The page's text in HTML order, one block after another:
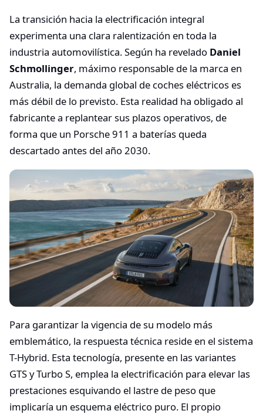
La transición hacia la electrificación integral
experimenta una clara ralentización en toda la
industria automovilística. Según ha revelado Daniel
Schmollinger, máximo responsable de la marca en
Australia, la demanda global de coches eléctricos es
más débil de lo previsto. Esta realidad ha obligado al
fabricante a replantear sus plazos operativos, de
forma que un Porsche 911 a baterías queda
descartado antes del año 2030.
Para garantizar la vigencia de su modelo más
emblemático, la respuesta técnica reside en el sistema
T-Hybrid. Esta tecnología, presente en las variantes
GTS y Turbo S, emplea la electrificación para elevar las
prestaciones esquivando el lastre de peso que
implicaría un esquema eléctrico puro. El propio